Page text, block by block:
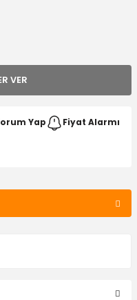
VER
Yap Fiyat Alarmı